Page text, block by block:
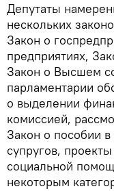
Депутаты
нескольких
Закон о
предприятиях,
Закон о Высшем
парламентарии
о выделении
комиссией,
Закон о пособии
супругов,
социальной
некоторым